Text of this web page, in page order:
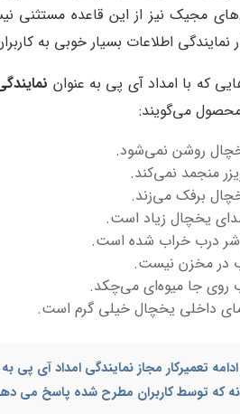
مجیک نیز از این قاعده مستثنی
نمایندگی اطلاعات بسیار خوبی به
که با امداد آی پی به عنوان
محصول می‌گویند:
روشن نمی‌شود.
منجمد نمی‌کند.
برفک می‌زند.
یخچال زیاد است.
درب خراب شده است.
در مخزن نیست.
روی جا میوه‌ای می‌چکد.
داخلی یخچال خیلی گرم است.
تعمیرکار مجاز نمایندگی امداد آی
که توسط کاربران مطرح شده پاسخ می